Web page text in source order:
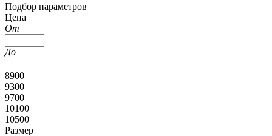
Подбор параметров
Цена
От
До
8900
9300
9700
10100
10500
Размер